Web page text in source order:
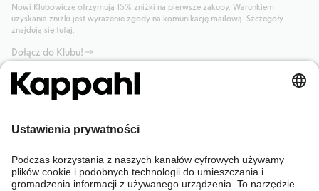
Nowi Klubowicze otrzymują 15% zniżki na pierwsze zakupy. Warunkiem
uzyskania zniżki jest wyrażenie zgody na komunikację mailową. Szczegóły
znajdują się tutaj.
Dołącz do Klubu!